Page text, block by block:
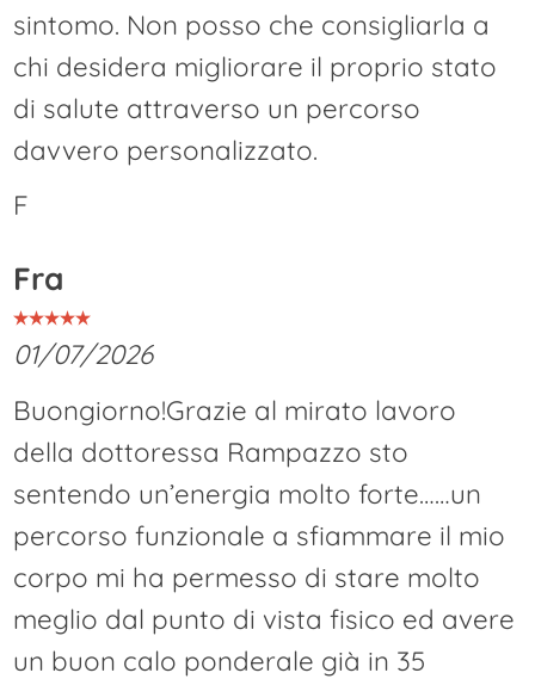
sintomo. Non posso che consigliarla a
chi desidera migliorare il proprio stato
di salute attraverso un percorso
davvero personalizzato.
F
Fra
01/07/2026
Buongiorno!Grazie al mirato lavoro
della dottoressa Rampazzo sto
sentendo un’energia molto forte……un
percorso funzionale a sfiammare il mio
corpo mi ha permesso di stare molto
meglio dal punto di vista fisico ed avere
un buon calo ponderale già in 35